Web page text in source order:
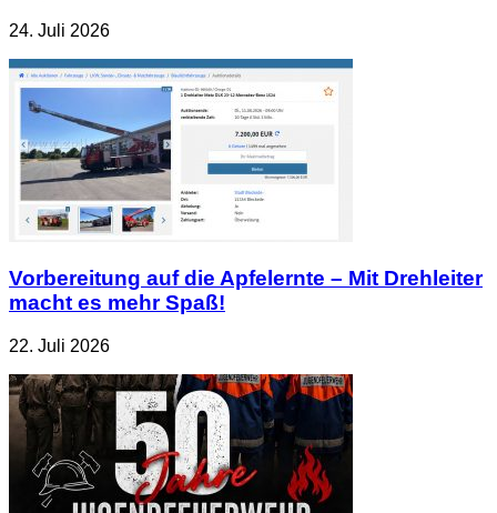
24. Juli 2026
Vorbereitung auf die Apfelernte – Mit Drehleiter
macht es mehr Spaß!
22. Juli 2026